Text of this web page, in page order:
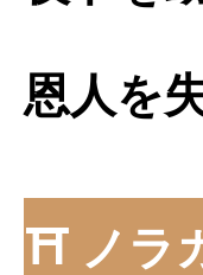
恩人を
⛩ ノラ